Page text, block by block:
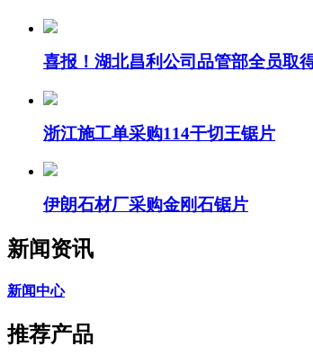
喜报！湖北昌利公司品管部全员取
浙江施工单采购114干切王锯片
伊朗石材厂采购金刚石锯片
新闻资讯
新闻中心
推荐产品